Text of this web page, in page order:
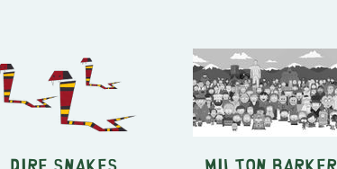
Dire Snakes Milton Barker